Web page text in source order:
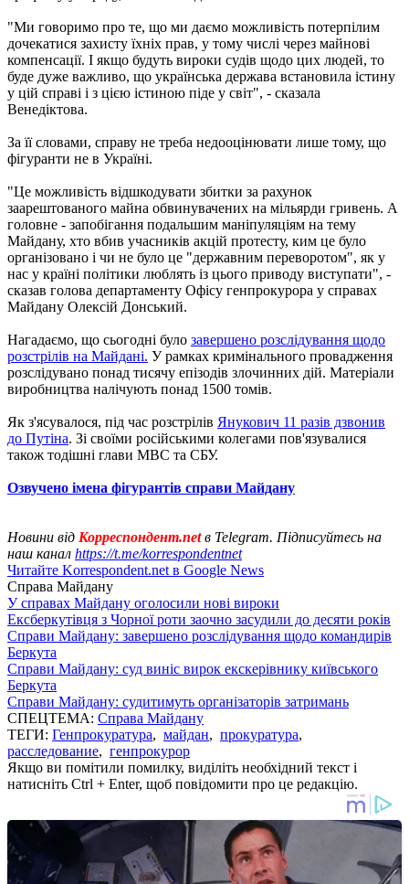
"Ми говоримо про те, що ми даємо можливість потерпілим
дочекатися захисту їхніх прав, у тому числі через майнові
компенсації. І якщо будуть вироки судів щодо цих людей, то
буде дуже важливо, що українська держава встановила істину
у цій справі і з цією істиною піде у світ", - сказала
Венедіктова.
За її словами, справу не треба недооцінювати лише тому, що
фігуранти не в Україні.
"Це можливість відшкодувати збитки за рахунок
заарештованого майна обвинувачених на мільярди гривень. А
головне - запобігання подальшим маніпуляціям на тему
Майдану, хто вбив учасників акцій протесту, ким це було
організовано і чи не було це "державним переворотом", як у
нас у країні політики люблять із цього приводу виступати", -
сказав голова департаменту Офісу генпрокурора у справах
Майдану Олексій Донський.
Нагадаємо, що сьогодні було завершено розслідування щодо
розстрілів на Майдані. У рамках кримінального провадження
розслідувано понад тисячу епізодів злочинних дій. Матеріали
виробництва налічують понад 1500 томів.
Як з'ясувалося, під час розстрілів Янукович 11 разів дзвонив
до Путіна. Зі своїми російськими колегами пов'язувалися
також тодішні глави МВС та СБУ.
Озвучено імена фігурантів справи Майдану
Новини від Корреспондент.netв Telegram. Підписуйтесь на
наш канал https://t.me/korrespondentnet
Читайте Korrespondent.net в Google News
Справа Майдану
У справах Майдану оголосили нові вироки
Ексберкутівця з Чорної роти заочно засудили до десяти років
Справи Майдану: завершено розслідування щодо командирів
Беркута
Справи Майдану: суд виніс вирок екскерівнику київського
Беркута
Справи Майдану: судитимуть організаторів затримань
СПЕЦТЕМА: Справа Майдану
ТЕГИ: Генпрокуратура, майдан, прокуратура,
расследование, генпрокурор
Якщо ви помітили помилку, виділіть необхідний текст і
натисніть Ctrl + Enter, щоб повідомити про це редакцію.